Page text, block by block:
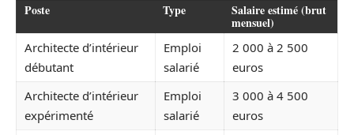
Poste Type Salaire estimé (brut
mensuel)
Architecte d’intérieur
débutant
Emploi
salarié
2 000 à 2 500
euros
Architecte d’intérieur
expérimenté
Emploi
salarié
3 000 à 4 500
euros